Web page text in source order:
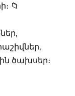
📁
ծախսեր։